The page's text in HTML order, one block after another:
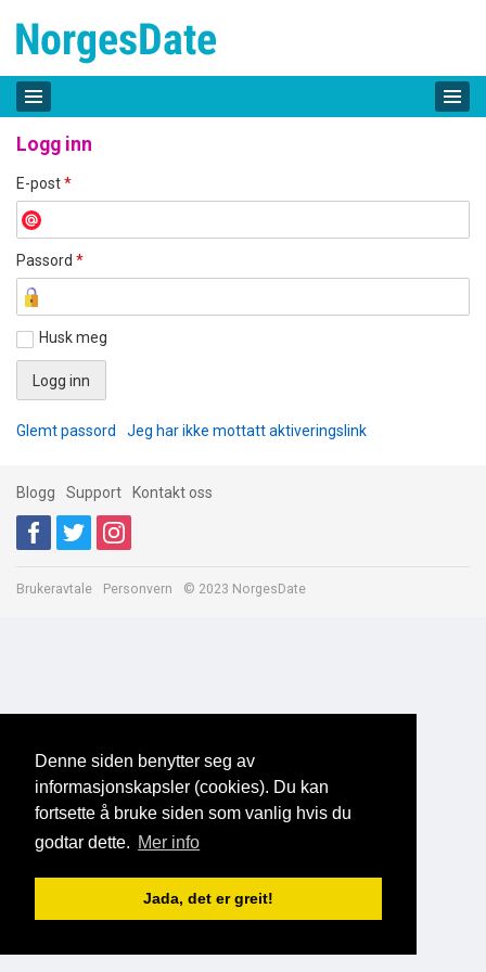
Denne siden benytter seg av
informasjonskapsler (cookies). Du kan
fortsette å bruke siden som vanlig hvis du
godtar dette. Mer info
Jada, det er greit!
Logg inn
E-post*
Passord *
Husk meg
Glemt passord Jeg har ikke mottatt aktiveringslink
Blogg Support Kontakt oss
Brukeravtale Personvern © 2023 NorgesDate